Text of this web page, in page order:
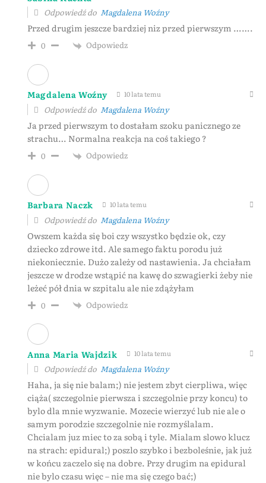
Odpowiedź do Magdalena Woźny
Przed drugim jeszcze bardziej niz przed pierwszym …….
0 Odpowiedz
Magdalena Woźny 10 lata temu
Odpowiedź do Magdalena Woźny
Ja przed pierwszym to dostałam szoku panicznego ze
strachu… Normalna reakcja na coś takiego ?
0 Odpowiedz
Barbara Naczk 10 lata temu
Odpowiedź do Magdalena Woźny
Owszem każda się boi czy wszystko będzie ok, czy
dziecko zdrowe itd. Ale samego faktu porodu już
niekoniecznie. Dużo zależy od nastawienia. Ja chciałam
jeszcze w drodze wstąpić na kawę do szwagierki żeby nie
leżeć pół dnia w szpitalu ale nie zdążyłam
0 Odpowiedz
Anna Maria Wajdzik 10 lata temu
Odpowiedź do Magdalena Woźny
Haha, ja się nie balam;) nie jestem zbyt cierpliwa, więc
ciąża( szczegolnie pierwsza i szczegolnie przy koncu) to
bylo dla mnie wyzwanie. Mozecie wierzyć lub nie ale o
samym porodzie szczegolnie nie rozmyślalam.
Chcialam juz miec to za sobą i tyle. Mialam slowo klucz
na strach: epidural;) poszlo szybko i bezboleśnie, jak już
w końcu zaczelo się na dobre. Przy drugim na epidural
nie bylo czasu więc – nie ma się czego bać;)